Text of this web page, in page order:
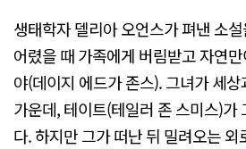
생태학자 델리아 오언스가 펴낸 소
어렸을 때 가족에게 버림받고 자연
야(데이지 에드가 존스). 그녀가 세
가운데, 테이트(테일러 존 스미스)가
다. 하지만 그가 떠난 뒤 밀려오는